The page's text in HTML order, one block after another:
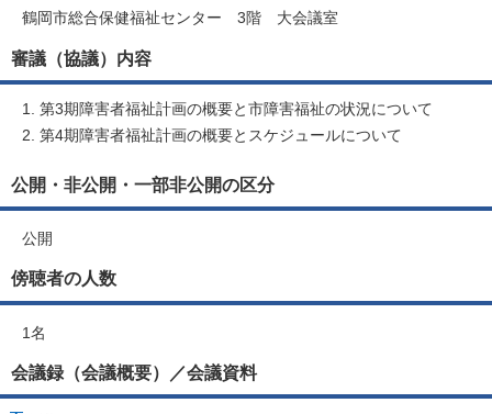
鶴岡市総合保健福祉センター 3階 大会議室
審議（協議）内容
第3期障害者福祉計画の概要と市障害福祉の状況について
第4期障害者福祉計画の概要とスケジュールについて
公開・非公開・一部非公開の区分
公開
傍聴者の人数
1名
会議録（会議概要）／会議資料